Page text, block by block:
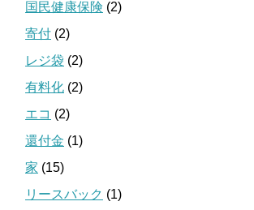
国民健康保険 (2)
寄付 (2)
レジ袋 (2)
有料化 (2)
エコ (2)
還付金 (1)
家 (15)
リースバック (1)